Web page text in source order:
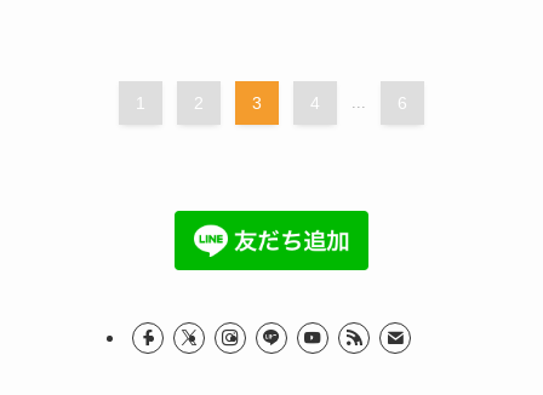
1 2 3 4 ... 6